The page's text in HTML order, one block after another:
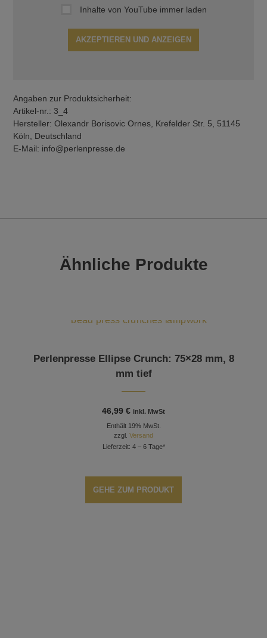
Inhalte von YouTube immer laden
AKZEPTIEREN UND ANZEIGEN
Angaben zur Produktsicherheit:
Artikel-nr.: 3_4
Hersteller: Olexandr Borisovic Ornes, Krefelder Str. 5, 51145
Köln, Deutschland
E-Mail: info@perlenpresse.de
Ähnliche Produkte
Perlenpresse Ellipse Crunch: 75×28 mm, 8
mm tief
46,99€ inkl. MwSt
Enthält 19% MwSt.
zzgl.Versand
Lieferzeit: 4 – 6 Tage*
GEHE ZUM PRODUKT